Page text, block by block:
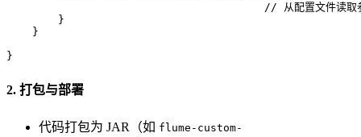
// 从配置文件读取
        }
    }
}
2. 打包与部署
代码打包为 JAR（如 flume-custom-